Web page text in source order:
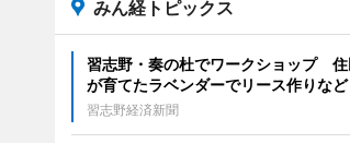
みん経トピックス
習志野・奏の杜でワークショップ 住
が育てたラベンダーでリース作りなど
習志野経済新聞